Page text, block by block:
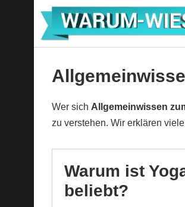
Wer sich Allgemeinwissen
zu verstehen. Wir erklären
Warum ist
beliebt?